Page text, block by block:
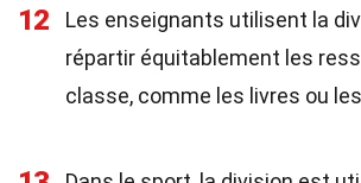
12
Les enseignants utilisent la
répartir équitablement les
classe, comme les livres ou